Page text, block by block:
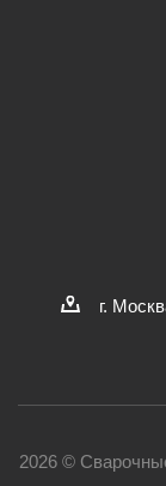
г.
2026 ©